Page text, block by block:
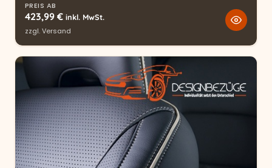
PREIS AB
423,99 € inkl. MwSt.
zzgl.Versand